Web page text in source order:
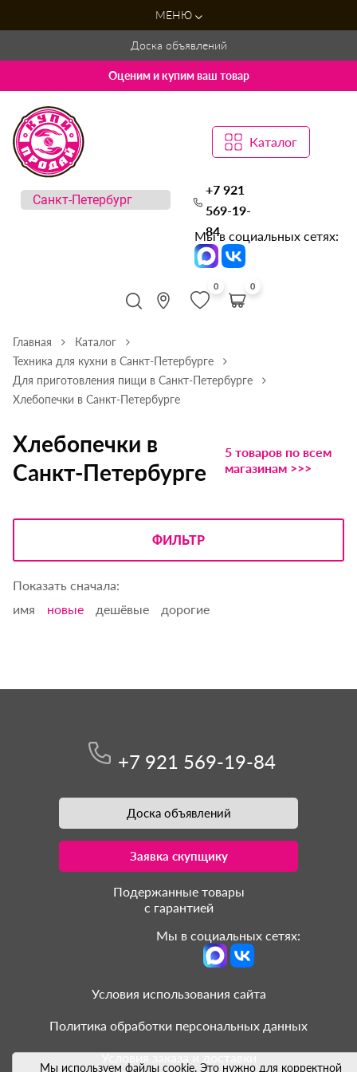
МЕНЮ
Доска объявлений
Оценим и купим ваш товар
Каталог
+7 921
569-19-
84
Мы в социальных сетях:
0 0
Главная
Каталог
Техника для кухни в Санкт-Петербурге
Для приготовления пищи в Санкт-Петербурге
Хлебопечки в Санкт-Петербурге
Хлебопечки в
Санкт-Петербурге
5 товаров по всем
магазинам >>>
ФИЛЬТР
Показать сначала:
имя
новые дешёвые дорогие
Мы используем файлы cookie. Это нужно для корректной
+7 921 569-19-84
Доска объявлений
Заявка скупщику
Подержанные товары
с гарантией
Мы в социальных сетях:
Условия использования сайта
Политика обработки персональных данных
Условия заказа и доставки